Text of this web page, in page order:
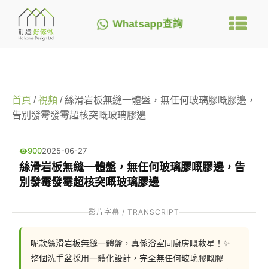
Whatsapp查詢
首頁 /視頻 / 絲滑岩板無縫一體盤，無任何玻璃膠嘅膠邊，
告別發霉發霉超核突嘅玻璃膠邊
9002025-06-27
絲滑岩板無縫一體盤，無任何玻璃膠嘅膠邊，告
別發霉發霉超核突嘅玻璃膠邊
影片字幕 / TRANSCRIPT
呢款絲滑岩板無縫一體盤，真係浴室同廚房嘅救星！✨
整個洗手盆採用一體化設計，完全無任何玻璃膠嘅膠